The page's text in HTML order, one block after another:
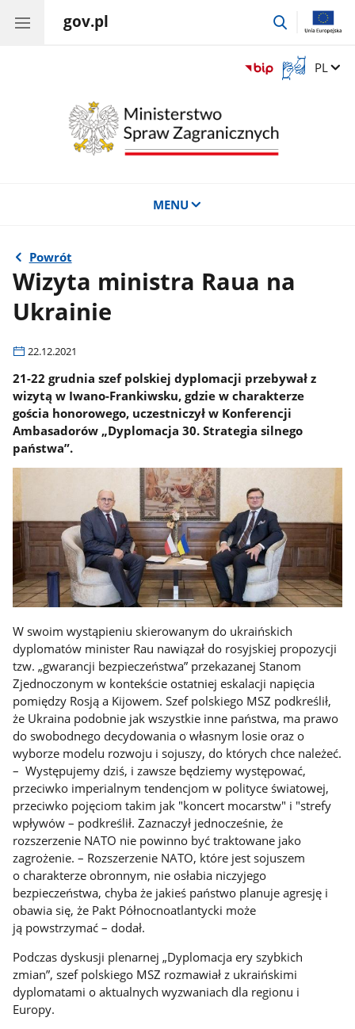
gov.pl
przejdź
Otwórz
okno
Zmień
PL
MENU
Powrót
Wizyta ministra Raua na
Ukrainie
22.12.2021
21-22 grudnia szef polskiej dyplomacji przebywał z
wizytą w Iwano-Frankiwsku, gdzie w charakterze
gościa honorowego, uczestniczył w Konferencji
Ambasadorów „Dyplomacja 30. Strategia silnego
państwa”.
W swoim wystąpieniu skierowanym do ukraińskich
dyplomatów minister Rau nawiązał do rosyjskiej propozycji
tzw. „gwarancji bezpieczeństwa” przekazanej Stanom
Zjednoczonym w kontekście ostatniej eskalacji napięcia
pomiędzy Rosją a Kijowem. Szef polskiego MSZ podkreślił,
że Ukraina podobnie jak wszystkie inne państwa, ma prawo
do swobodnego decydowania o własnym losie oraz o
wyborze modelu rozwoju i sojuszy, do których chce należeć.
– Występujemy dziś, i zawsze będziemy występować,
przeciwko imperialnym tendencjom w polityce światowej,
przeciwko pojęciom takim jak "koncert mocarstw" i "strefy
wpływów – podkreślił. Zaznaczył jednocześnie, że
rozszerzenie NATO nie powinno być traktowane jako
zagrożenie. – Rozszerzenie NATO, które jest sojuszem
o charakterze obronnym, nie osłabia niczyjego
bezpieczeństwa, chyba że jakieś państwo planuje agresję i
obawia się, że Pakt Północnoatlantycki może
ją powstrzymać – dodał.
Podczas dyskusji plenarnej „Dyplomacja ery szybkich
zmian”, szef polskiego MSZ rozmawiał z ukraińskimi
dyplomatami o aktualnych wyzwaniach dla regionu i
Europy.